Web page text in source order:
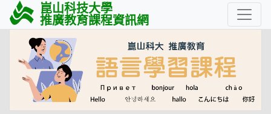
崑山科技大學
推廣教育課程資訊網